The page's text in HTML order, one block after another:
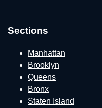
Sections
Manhattan
Brooklyn
Queens
Bronx
Staten Island